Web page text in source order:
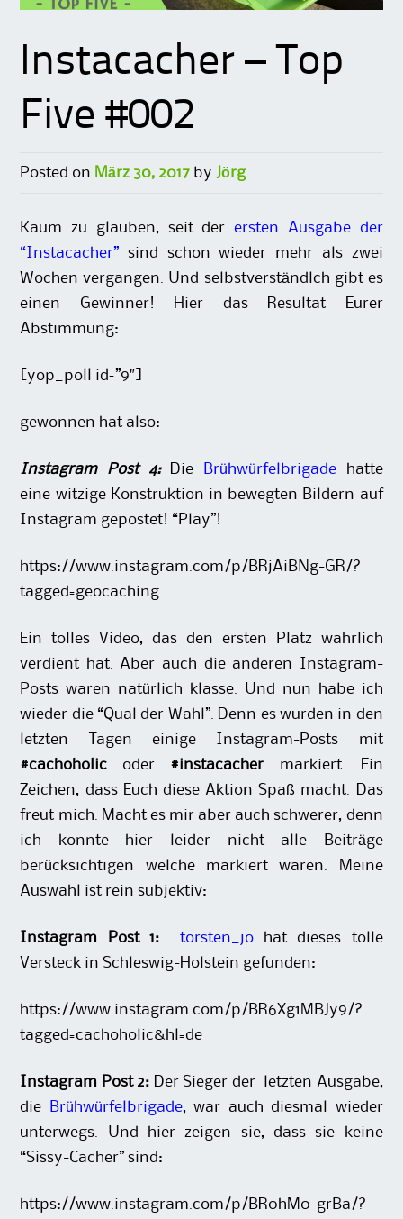
Instacacher – Top
Five #002
Posted on März 30, 2017 by Jörg
Kaum zu glauben, seit derersten Ausgabe der
“Instacacher” sind schon wieder mehr als zwei
Wochen vergangen. Und selbstverständlch gibt es
einen Gewinner! Hier das Resultat Eurer
Abstimmung:
[yop_poll id=”9″]
gewonnen hat also:
Instagram Post 4:Die Brühwürfelbrigadehatte
eine witzige Konstruktion in bewegten Bildern auf
Instagram gepostet! “Play”!
https://www.instagram.com/p/BRjAiBNg-GR/?
tagged=geocaching
Ein tolles Video, das den ersten Platz wahrlich
verdient hat. Aber auch die anderen Instagram-
Posts waren natürlich klasse. Und nun habe ich
wieder die “Qual der Wahl”.
Denn es wurden in den
letzten Tagen einige Instagram-Posts mit
#cachoholic oder #instacacher markiert. Ein
Zeichen, dass Euch diese Aktion Spaß macht. Das
freut mich. Macht es mir aber auch schwerer, denn
ich konnte hier leider nicht alle Beiträge
berücksichtigen welche markiert waren. Meine
Auswahl ist rein subjektiv:
Instagram Post 1: torsten_johat dieses tolle
Versteck in Schleswig-Holstein gefunden:
https://www.instagram.com/p/BR6Xg1MBJy9/?
tagged=cachoholic&hl=de
Instagram Post 2: Der Sieger der letzten Ausgabe,
die
Brühwürfelbrigade, war auch diesmal wieder
unterwegs. Und hier zeigen sie, dass sie keine
“Sissy-Cacher” sind:
https://www.instagram.com/p/BR0hM0-grBa/?